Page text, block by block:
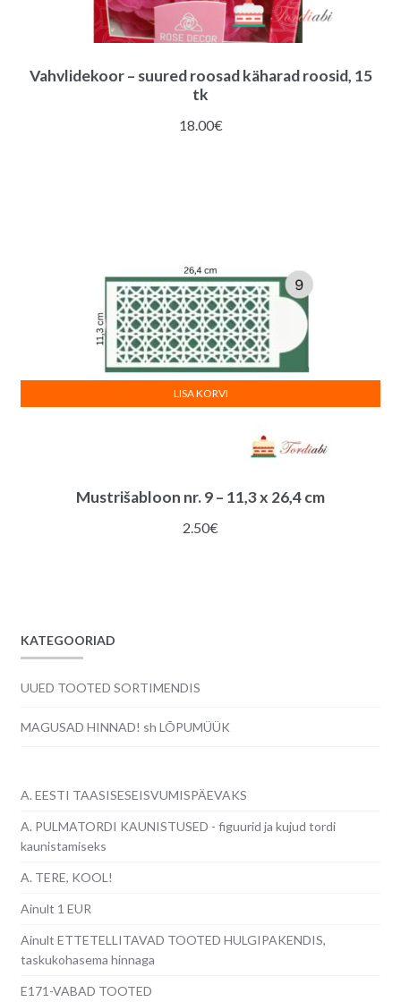
Vahvlidekoor – suured roosad käharad roosid, 15
tk
18.00€
Mustrišabloon nr. 9 – 11,3 x 26,4 cm
2.50€
LISA KORVI
KATEGOORIAD
UUED TOOTED SORTIMENDIS
MAGUSAD HINNAD! sh LÕPUMÜÜK
A. EESTI TAASISESEISVUMISPÄEVAKS
A. PULMATORDI KAUNISTUSED - figuurid ja kujud tordi
kaunistamiseks
A. TERE, KOOL!
Ainult 1 EUR
Ainult ETTETELLITAVAD TOOTED HULGIPAKENDIS,
taskukohasema hinnaga
E171-VABAD TOOTED